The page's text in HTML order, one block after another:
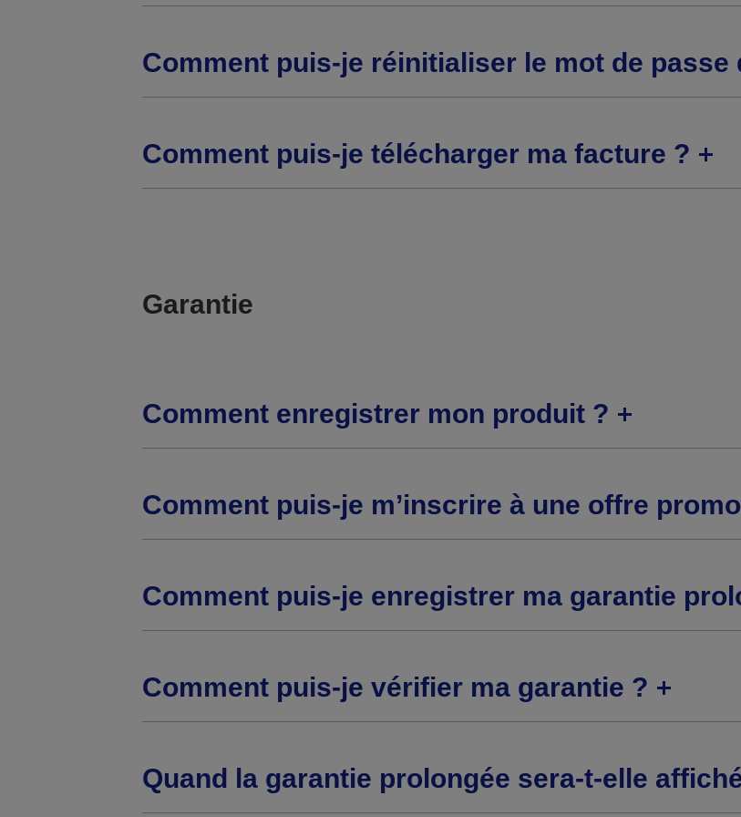
Comment puis-je réinitialiser le mot de passe
Comment puis-je télécharger ma facture ?
Garantie
Comment enregistrer mon produit ?
Comment puis-je m’inscrire à une offre
Comment puis-je enregistrer ma garantie
Comment puis-je vérifier ma garantie ?
Quand la garantie prolongée sera-t-elle